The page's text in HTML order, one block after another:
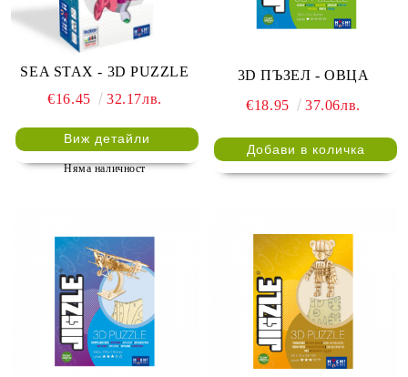
SEA STAX - 3D PUZZLE
€16.45
32.17лв.
Виж детайли
Няма наличност
3D ПЪЗЕЛ - ОВЦА
€18.95
37.06лв.